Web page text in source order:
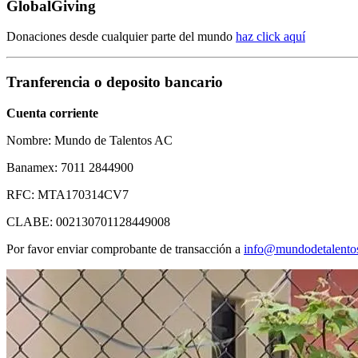
GlobalGiving
Donaciones desde cualquier parte del mundo haz click aquí
Tranferencia o deposito bancario
Cuenta corriente
Nombre: Mundo de Talentos AC
Banamex: 7011 2844900
RFC: MTA170314CV7
CLABE: 002130701128449008
Por favor enviar comprobante de transacción a